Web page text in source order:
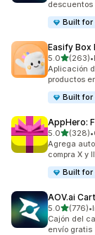
descuentos
Built for
Easify Box
5.0de 5(263)
263 •
Aplicación
productos
Built for
AppHero:
5.0de 5(328)
328 reseñas•
Agrega
compra X y
Built for
AOV.ai
5.0de 5(776)
776 •
Cajón del
envío gratis